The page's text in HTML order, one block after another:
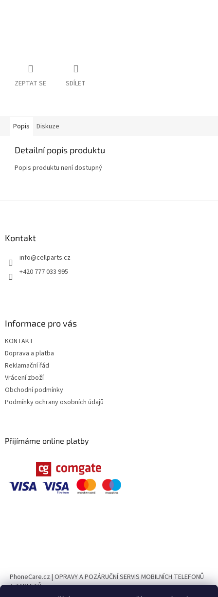
ZEPTAT SE SDÍLET
Popis Diskuze
Detailní popis produktu
Popis produktu není dostupný
Kontakt
info@cellparts.cz
+420 777 033 995
Informace pro vás
KONTAKT
Doprava a platba
Reklamační řád
Vrácení zboží
Obchodní podmínky
Podmínky ochrany osobních údajů
Přijímáme online platby
PhoneCare.cz | OPRAVY A POZÁRUČNÍ SERVIS MOBILNÍCH TELEFONŮ
A TABLETŮ